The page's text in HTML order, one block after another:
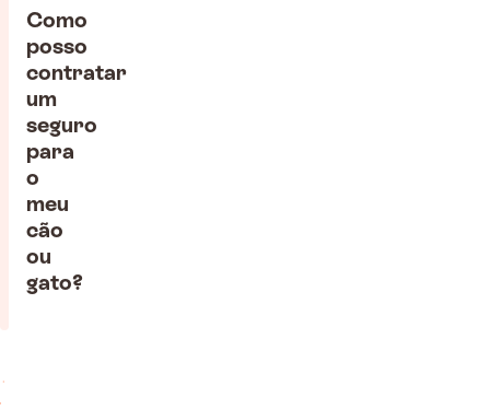
Como
posso
contratar
um
seguro
para
o
meu
cão
ou
gato?